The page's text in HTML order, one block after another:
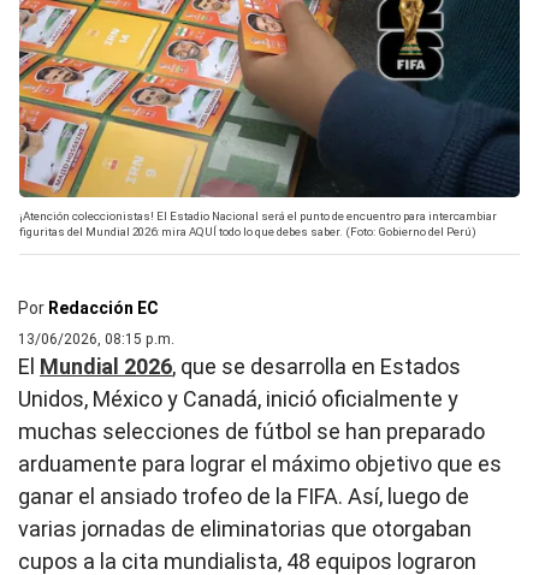
¡Atención coleccionistas! El Estadio Nacional será el punto de encuentro para intercambiar
figuritas del Mundial 2026: mira AQUÍ todo lo que debes saber. (Foto: Gobierno del Perú)
Por Redacción EC
13/06/2026, 08:15 p.m.
El Mundial 2026, que se desarrolla en Estados
Unidos, México y Canadá, inició oficialmente y
muchas selecciones de fútbol se han preparado
arduamente para lograr el máximo objetivo que es
ganar el ansiado trofeo de la FIFA. Así, luego de
varias jornadas de eliminatorias que otorgaban
cupos a la cita mundialista, 48 equipos lograron